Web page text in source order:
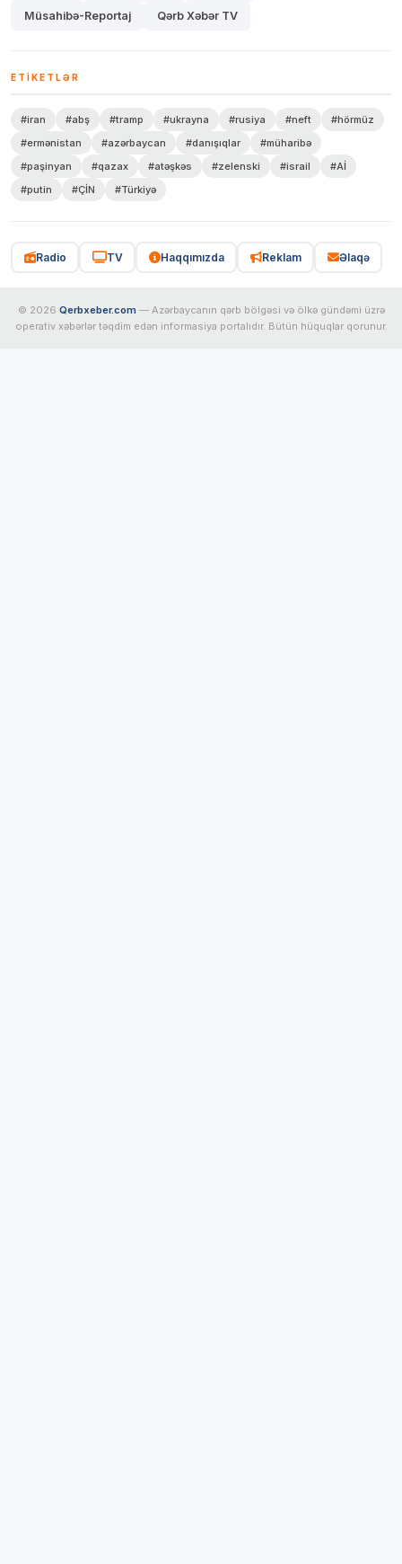
Müsahibə-Reportaj Qərb Xəbər TV
ETIKETLƏR
#iran #abş #tramp #ukrayna #rusiya #neft
#hörmüz
#ermənistan
#azərbaycan #danışıqlar
#müharibə
#paşinyan
#qazax #atəşkəs #zelenski #israil
#Aİ
#putin
#ÇİN #Türkiyə
Radio TV Haqqımızda Reklam Əlaqə
© 2026 Qerbxeber.com — Azərbaycanın qərb bölgəsi və ölkə gündəmi üzrə
operativ xəbərlər təqdim edən informasiya portalıdır. Bütün hüquqlar qorunur.